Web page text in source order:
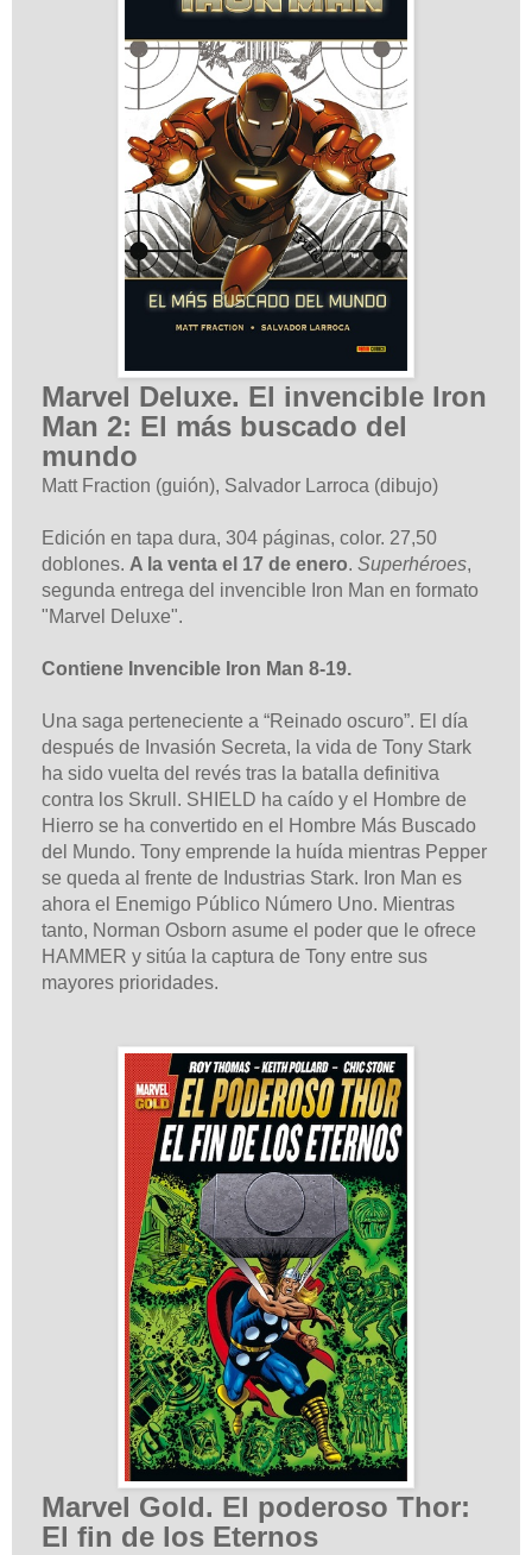
Marvel Deluxe. El invencible Iron
Man 2: El más buscado del
mundo
Matt Fraction (guión), Salvador Larroca (dibujo)
Edición en tapa dura, 304 páginas, color. 27,50
doblones. A la venta el 17 de enero. Superhéroes,
segunda entrega del invencible Iron Man en formato
"Marvel Deluxe".
Contiene Invencible Iron Man 8-19.
Una saga perteneciente a “Reinado oscuro”. El día
después de Invasión Secreta, la vida de Tony Stark
ha sido vuelta del revés tras la batalla definitiva
contra los Skrull. SHIELD ha caído y el Hombre de
Hierro se ha convertido en el Hombre Más Buscado
del Mundo. Tony emprende la huída mientras Pepper
se queda al frente de Industrias Stark. Iron Man es
ahora el Enemigo Público Número Uno. Mientras
tanto, Norman Osborn asume el poder que le ofrece
HAMMER y sitúa la captura de Tony entre sus
mayores prioridades.
Marvel Gold. El poderoso Thor:
El fin de los Eternos